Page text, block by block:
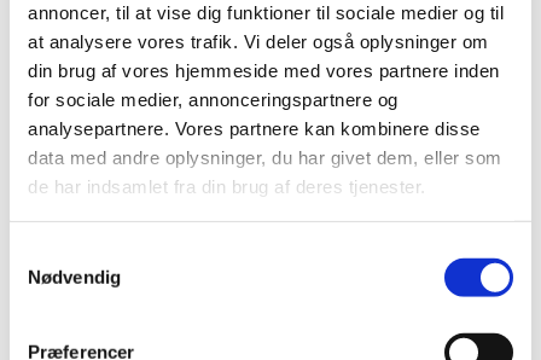
annoncer, til at vise dig funktioner til sociale medier og til
at analysere vores trafik. Vi deler også oplysninger om
din brug af vores hjemmeside med vores partnere inden
for sociale medier, annonceringspartnere og
analysepartnere. Vores partnere kan kombinere disse
data med andre oplysninger, du har givet dem, eller som
de har indsamlet fra din brug af deres tjenester.
Nødvendig
Præferencer
illusionen brast? De her kvinder og piger har brug for
illusionen om et valg, man kan foretage uden at gøre
umenneskelige ting. Men enten er der intet valg – og
dermed ingen værdighed. Eller også er der
umenneskelige handlinger – som fører til
umenneskelighed. Præmissen er, at man skal have et
valg, for at der kan være tale om menneskelighed. Men
den eneste måde, man kan bevare menneskeligheden
på, er ved at gøre umenneskelige handlinger, som
situation, hvor menneskeligheden under alle